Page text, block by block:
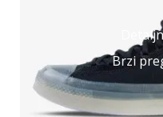
Brzi